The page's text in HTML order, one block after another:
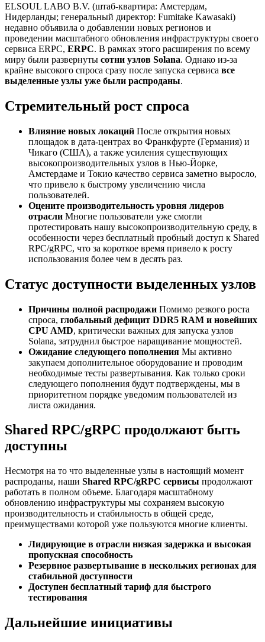
ELSOUL LABO B.V. (штаб-квартира: Амстердам,
Нидерланды; генеральный директор: Fumitake Kawasaki)
недавно объявила о добавлении новых регионов и
проведении масштабного обновления инфраструктуры своего
сервиса ERPC, ERPC. В рамках этого расширения по всему
миру были развернуты сотни узлов Solana. Однако из-за
крайне высокого спроса сразу после запуска сервиса все
выделенные узлы уже были распроданы.
Стремительный рост спроса
Влияние новых локаций После открытия новых
площадок в дата-центрах во Франкфурте (Германия) и
Чикаго (США), а также усиления существующих
высокопроизводительных узлов в Нью-Йорке,
Амстердаме и Токио качество сервиса заметно выросло,
что привело к быстрому увеличению числа
пользователей.
Оцените производительность уровня лидеров
отрасли Многие пользователи уже смогли
протестировать нашу высокопроизводительную среду, в
особенности через бесплатный пробный доступ к Shared
RPC/gRPC, что за короткое время привело к росту
использования более чем в десять раз.
Статус доступности выделенных узлов
Причины полной распродажи Помимо резкого роста
спроса, глобальный дефицит DDR5 RAM и новейших
CPU AMD, критически важных для запуска узлов
Solana, затруднил быстрое наращивание мощностей.
Ожидание следующего пополнения Мы активно
закупаем дополнительное оборудование и проводим
необходимые тесты развертывания. Как только сроки
следующего пополнения будут подтверждены, мы в
приоритетном порядке уведомим пользователей из
листа ожидания.
Shared RPC/gRPC продолжают быть
доступны
Несмотря на то что выделенные узлы в настоящий момент
распроданы, наши Shared RPC/gRPC сервисы продолжают
работать в полном объеме. Благодаря масштабному
обновлению инфраструктуры мы сохраняем высокую
производительность и стабильность в общей среде,
преимуществами которой уже пользуются многие клиенты.
Лидирующие в отрасли низкая задержка и высокая
пропускная способность
Резервное развертывание в нескольких регионах для
стабильной доступности
Доступен бесплатный тариф для быстрого
тестирования
Дальнейшие инициативы